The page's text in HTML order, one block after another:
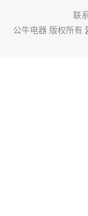
联
公牛电器 版权所有